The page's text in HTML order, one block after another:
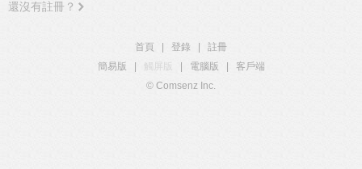
還沒有註冊？
首頁 登錄
註冊
簡易版
觸屏版 電腦版
客戶端
© Comsenz Inc.